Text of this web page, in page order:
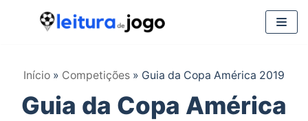
conteúdo
Início » Competições » Guia da Copa América 2019
Guia da Copa América